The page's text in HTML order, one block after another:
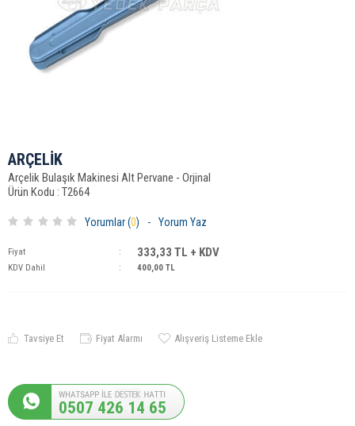
ARÇELİK
Arçelik Bulaşık Makinesi Alt Pervane - Orjinal
Ürün Kodu : T2664
Yorumlar (0) - Yorum Yaz
Fiyat : 333,33 TL + KDV
KDV Dahil : 400,00 TL
Tavsiye Et Fiyat Alarmı Alışveriş Listeme Ekle
0507 426 14 65